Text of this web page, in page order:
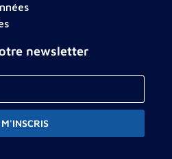
newsletter